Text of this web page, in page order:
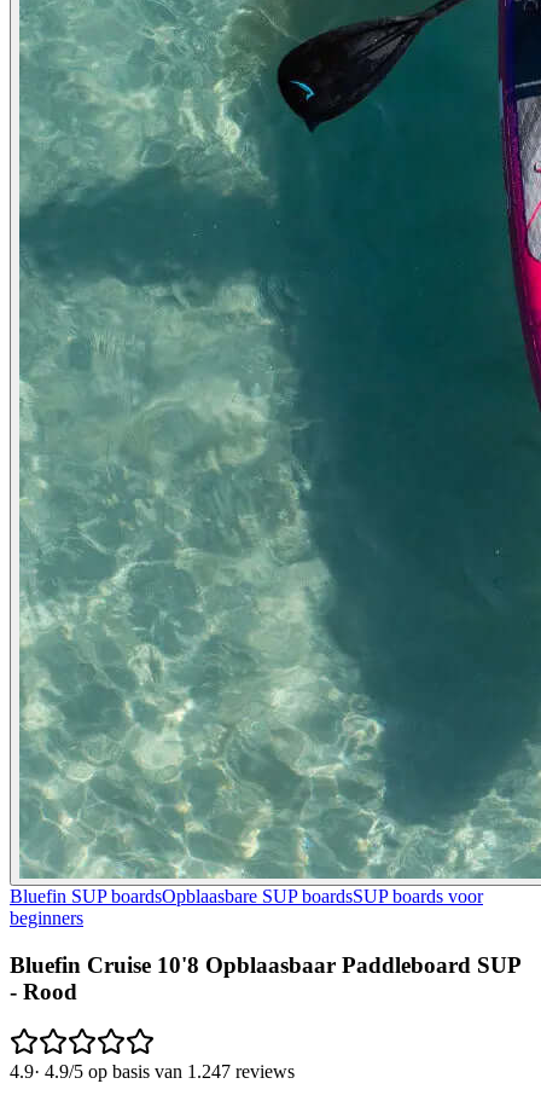
Bluefin SUP boardsOpblaasbare SUP boardsSUP boards voor
beginners
Bluefin Cruise 10'8 Opblaasbaar Paddleboard SUP
- Rood
4.9· 4.9/5 op basis van 1.247 reviews